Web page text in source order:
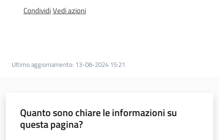
soggiorni
ricerca
Menu selezionato
CondividiVedi azioni
Ultimo aggiornamento: 13-08-2024 15:21
Quanto sono chiare le informazioni su
questa pagina?